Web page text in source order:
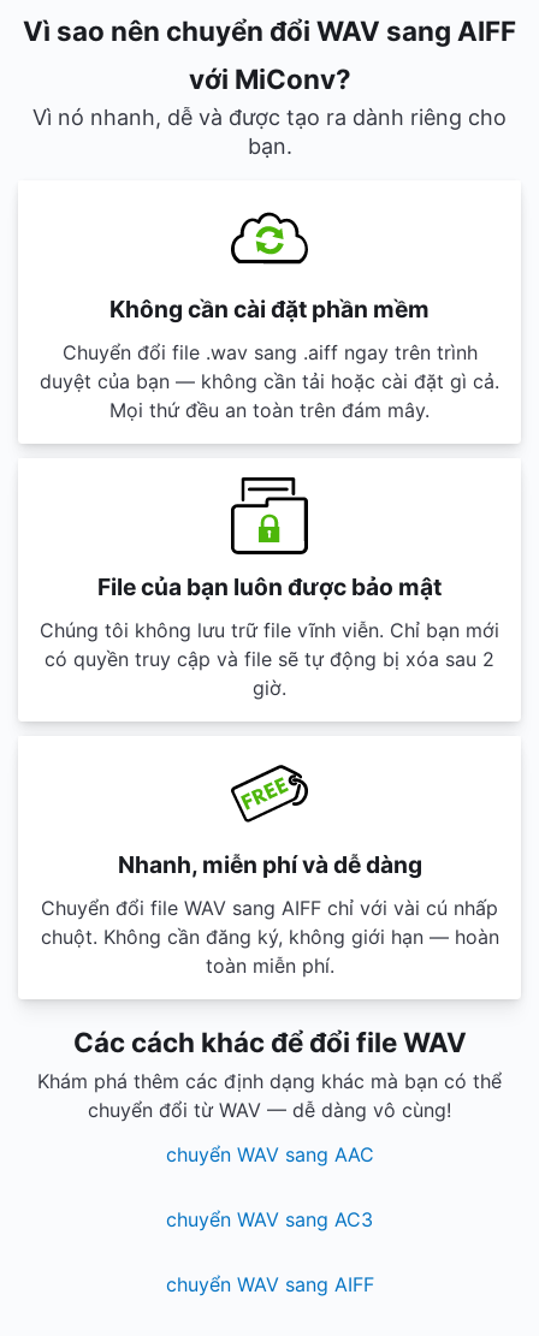
Vì sao nên chuyển đổi WAV sang AIFF
với MiConv?
Vì nó nhanh, dễ và được tạo ra dành riêng cho
bạn.
Không cần cài đặt phần mềm
Chuyển đổi file .wav sang .aiff ngay trên trình
duyệt của bạn — không cần tải hoặc cài đặt gì cả.
Mọi thứ đều an toàn trên đám mây.
File của bạn luôn được bảo mật
Chúng tôi không lưu trữ file vĩnh viễn. Chỉ bạn mới
có quyền truy cập và file sẽ tự động bị xóa sau 2
giờ.
Nhanh, miễn phí và dễ dàng
Chuyển đổi file WAV sang AIFF chỉ với vài cú nhấp
chuột. Không cần đăng ký, không giới hạn — hoàn
toàn miễn phí.
Các cách khác để đổi file WAV
Khám phá thêm các định dạng khác mà bạn có thể
chuyển đổi từ WAV — dễ dàng vô cùng!
chuyển WAV sang AAC
chuyển WAV sang AC3
chuyển WAV sang AIFF